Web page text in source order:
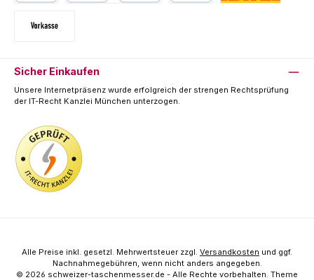
Sicher Einkaufen
Unsere Internetpräsenz wurde erfolgreich der strengen Rechtsprüfung
der IT-Recht Kanzlei München unterzogen.
Alle Preise inkl. gesetzl. Mehrwertsteuer zzgl. Versandkosten und ggf.
Nachnahmegebühren, wenn nicht anders angegeben.
© 2026 schweizer-taschenmesser.de - Alle Rechte vorbehalten. Theme